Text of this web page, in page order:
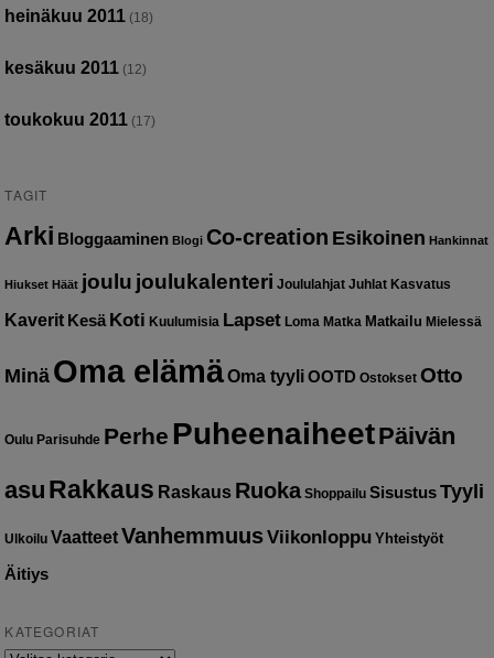
heinäkuu 2011 (18)
kesäkuu 2011 (12)
toukokuu 2011 (17)
TAGIT
Arki Bloggaaminen Blogi Co-creation Esikoinen Hankinnat
Hiukset Häät joulu joulukalenteri Joululahjat Juhlat Kasvatus
Kaverit Kesä Koti Kuulumisia Lapset Loma Matka Matkailu Mielessä
Minä Oma elämäOma tyyli OOTD Ostokset Otto
Oulu Parisuhde Perhe PuheenaiheetPäivän
asu Rakkaus Raskaus Ruoka Shoppailu Sisustus Tyyli
Ulkoilu VaatteetVanhemmuusViikonloppu Yhteistyöt
Äitiys
KATEGORIAT